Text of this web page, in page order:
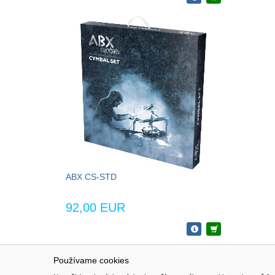
Používame cookies
ABX CS-STD
92,00 EUR